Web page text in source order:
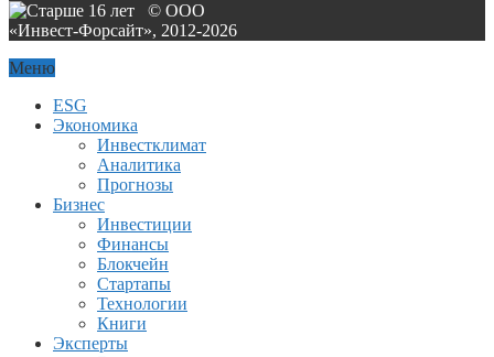
© ООО
«Инвест-Форсайт», 2012-2026
Меню
ESG
Экономика
Инвестклимат
Аналитика
Прогнозы
Бизнес
Инвестиции
Финансы
Блокчейн
Стартапы
Технологии
Книги
Эксперты